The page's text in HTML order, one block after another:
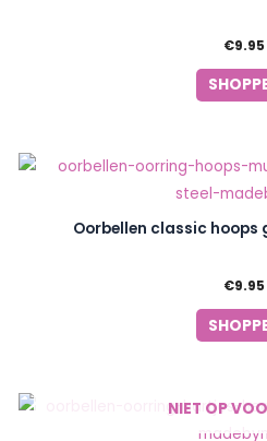
€9.95
Oorbellen classic hoops
€9.95
NIET OP